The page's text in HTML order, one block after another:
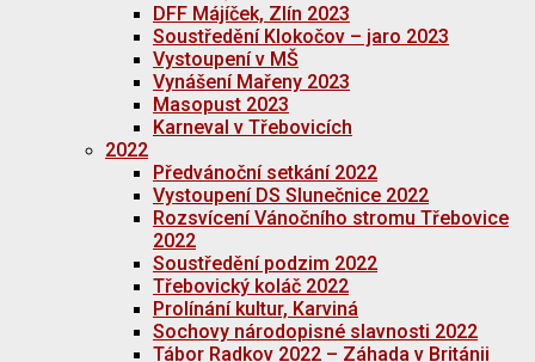
DFF Májíček, Zlín 2023
Soustředění Klokočov – jaro 2023
Vystoupení v MŠ
Vynášení Mařeny 2023
Masopust 2023
Karneval v Třebovicích
2022
Předvánoční setkání 2022
Vystoupení DS Slunečnice 2022
Rozsvícení Vánočního stromu Třebovice
2022
Soustředění podzim 2022
Třebovický koláč 2022
Prolínání kultur, Karviná
Sochovy národopisné slavnosti 2022
Tábor Radkov 2022 – Záhada v Británii